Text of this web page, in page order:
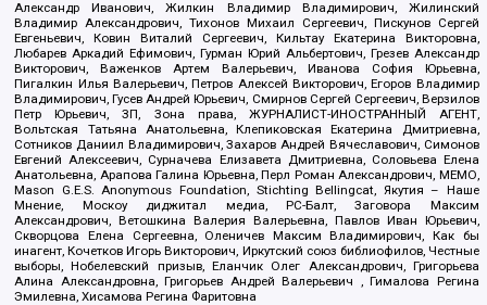
Александр Иванович, Жилкин Владимир Владимирович, Жилинский
Владимир Александрович, Тихонов Михаил Сергеевич, Пискунов Сергей
Евгеньевич, Ковин Виталий Сергеевич, Кильтау Екатерина Викторовна,
Любарев Аркадий Ефимович, Гурман Юрий Альбертович, Грезев Александр
Викторович, Важенков Артем Валерьевич, Иванова София Юрьевна,
Пигалкин Илья Валерьевич, Петров Алексей Викторович, Егоров Владимир
Владимирович, Гусев Андрей Юрьевич, Смирнов Сергей Сергеевич, Верзилов
Петр Юрьевич, ЗП, Зона права, ЖУРНАЛИСТ-ИНОСТРАННЫЙ АГЕНТ,
Вольтская Татьяна Анатольевна, Клепиковская Екатерина Дмитриевна,
Сотников Даниил Владимирович, Захаров Андрей Вячеславович, Симонов
Евгений Алексеевич, Сурначева Елизавета Дмитриевна, Соловьева Елена
Анатольевна, Арапова Галина Юрьевна, Перл Роман Александрович, МЕМО,
Mason G.E.S. Anonymous Foundation, Stichting Bellingcat, Якутия – Наше
Мнение, Москоу диджитал медиа, РС-Балт, Заговора Максим
Александрович, Ветошкина Валерия Валерьевна, Павлов Иван Юрьевич,
Скворцова Елена Сергеевна, Оленичев Максим Владимирович, Как бы
инагент, Кочетков Игорь Викторович, Иркутский союз библиофилов, Честные
выборы, Нобелевский призыв, Еланчик Олег Александрович, Григорьева
Алина Александровна, Григорьев Андрей Валерьевич , Гималова Регина
Эмилевна, Хисамова Регина Фаритовна